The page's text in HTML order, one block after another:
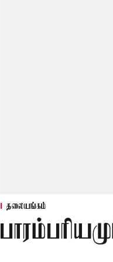
தலையங்கம்